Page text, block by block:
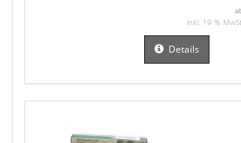
inkl. 19 %
Details